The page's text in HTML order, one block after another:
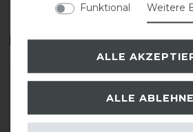
Das perfekte Zubehör
-20% -
Funktional
Weitere
ALLE
ALLE